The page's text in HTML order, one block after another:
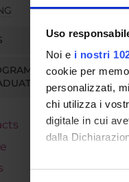
Uso
Noi e i nostri
cookie per
personalizzati,
chi utilizza i
digitale in cui
dalla
Con il tuo
AND
TRAINING